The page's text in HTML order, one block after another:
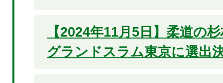
【2024年11月5日】柔道の
グランドスラム東京に選出